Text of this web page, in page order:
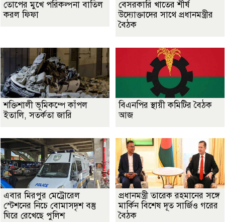
তোপের মুখে পরিকল্পনা বাতিল
করল ফিফা
বেসরকারি খাতের শীর্ষ
উদ্যোক্তাদের সাথে প্রধানমন্ত্রীর
বৈঠক
শক্তিশালী ভূমিকম্পে কাঁপল
ইতালি, সতর্কতা জারি
বিএনপির স্থায়ী কমিটির বৈঠক
আজ
এবার মিরপুর মেট্রোরেল
স্টেশনের নিচে বোমাসদৃশ বস্তু
ঘিরে রেখেছে পুলিশ
প্রধানমন্ত্রী তারেক রহমানের সঙ্গে
মার্কিন বিশেষ দূত সার্জিও গরের
বৈঠক